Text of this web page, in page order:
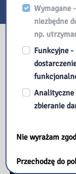
E-usługi
Nasza
Wymagane
niezbędne
np.
Funkcyjne -
Analityczne
zbieranie
Nie wyrażam
Przechodzę do